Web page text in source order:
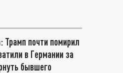
Трамп почти помирил
в Германии за
бывшего